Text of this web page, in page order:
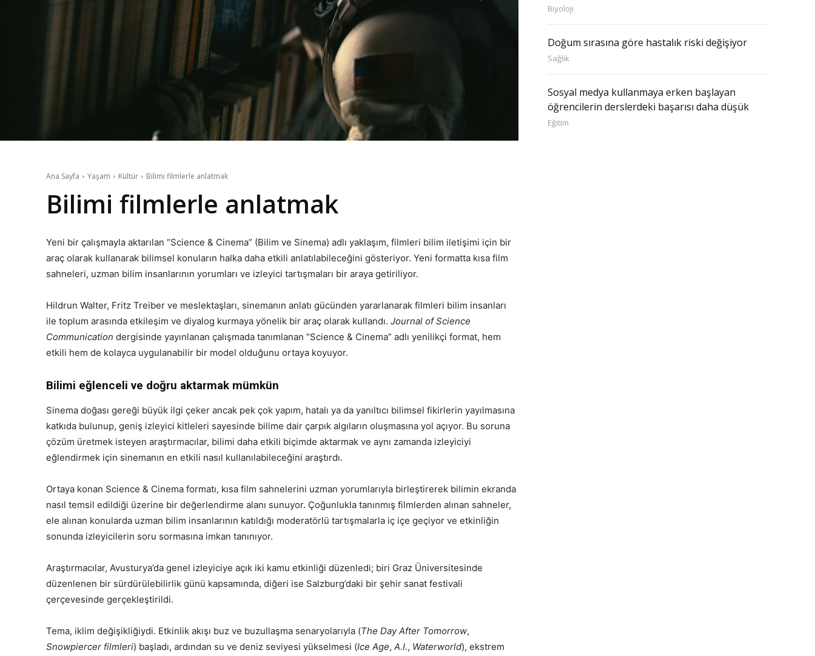
Ana Sayfa Yaşam Kültür Bilimi filmlerle anlatmak
Bilimi filmlerle anlatmak
Yeni bir çalışmayla aktarılan “Science & Cinema” (Bilim ve Sinema) adlı yaklaşım, filmleri bilim iletişimi için bir
araç olarak kullanarak bilimsel konuların halka daha etkili anlatılabileceğini gösteriyor. Yeni formatta kısa film
sahneleri, uzman bilim insanlarının yorumları ve izleyici tartışmaları bir araya getiriliyor.
Hildrun Walter, Fritz Treiber ve meslektaşları, sinemanın anlatı gücünden yararlanarak filmleri bilim insanları
ile toplum arasında etkileşim ve diyalog kurmaya yönelik bir araç olarak kullandı. Journal of Science
Communication dergisinde yayınlanan çalışmada tanımlanan “Science & Cinema” adlı yenilikçi format, hem
etkili hem de kolayca uygulanabilir bir model olduğunu ortaya koyuyor.
Bilimi eğlenceli ve doğru aktarmak mümkün
Sinema doğası gereği büyük ilgi çeker ancak pek çok yapım, hatalı ya da yanıltıcı bilimsel fikirlerin yayılmasına
katkıda bulunup, geniş izleyici kitleleri sayesinde bilime dair çarpık algıların oluşmasına yol açıyor. Bu soruna
çözüm üretmek isteyen araştırmacılar, bilimi daha etkili biçimde aktarmak ve aynı zamanda izleyiciyi
eğlendirmek için sinemanın en etkili nasıl kullanılabileceğini araştırdı.
Ortaya konan Science & Cinema formatı, kısa film sahnelerini uzman yorumlarıyla birleştirerek bilimin ekranda
nasıl temsil edildiği üzerine bir değerlendirme alanı sunuyor. Çoğunlukla tanınmış filmlerden alınan sahneler,
ele alınan konularda uzman bilim insanlarının katıldığı moderatörlü tartışmalarla iç içe geçiyor ve etkinliğin
sonunda izleyicilerin soru sormasına imkan tanınıyor.
Araştırmacılar, Avusturya’da genel izleyiciye açık iki kamu etkinliği düzenledi; biri Graz Üniversitesinde
düzenlenen bir sürdürülebilirlik günü kapsamında, diğeri ise Salzburg’daki bir şehir sanat festivali
çerçevesinde gerçekleştirildi.
Tema, iklim değişikliğiydi. Etkinlik akışı buz ve buzullaşma senaryolarıyla (The Day After Tomorrow,
Snowpiercer filmleri) başladı, ardından su ve deniz seviyesi yükselmesi (Ice Age, A.I., Waterworld), ekstrem
Biyoloji
Doğum sırasına göre hastalık riski değişiyor
Sağlık
Sosyal medya kullanmaya erken başlayan
öğrencilerin derslerdeki başarısı daha düşük
Eğitim